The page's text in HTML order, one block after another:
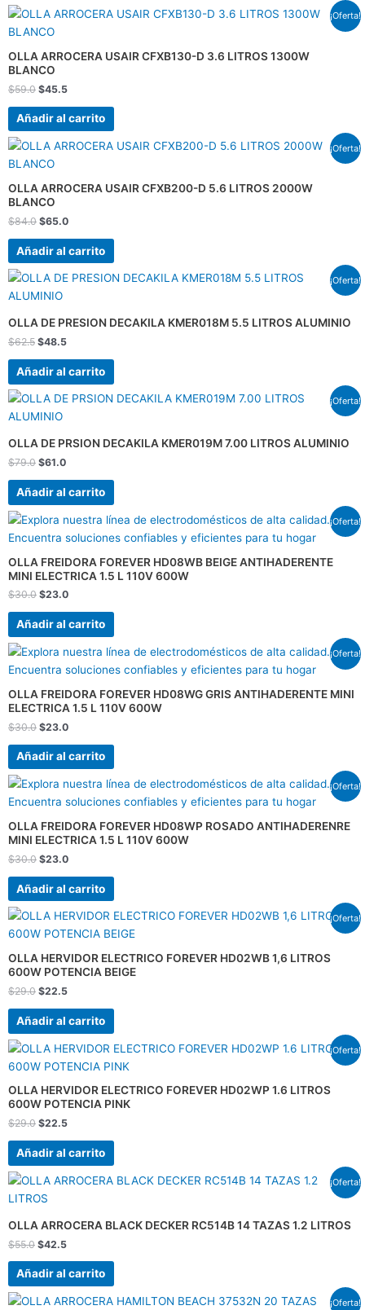
¡Oferta!
OLLA ARROCERA USAIR CFXB130-D 3.6 LITROS 1300W
BLANCO
$59.0
El
original
$59.0.
$45.5
El
$45.5.
Añadir al carrito
¡Oferta!
OLLA ARROCERA USAIR CFXB200-D 5.6 LITROS 2000W
BLANCO
$84.0
El
original
$84.0.
$65.0
El
$65.0.
Añadir al carrito
¡Oferta!
OLLA DE PRESION DECAKILA KMER018M 5.5 LITROS ALUMINIO
$62.5
El
original
$62.5.
$48.5
El
$48.5.
Añadir al carrito
¡Oferta!
OLLA DE PRSION DECAKILA KMER019M 7.00 LITROS ALUMINIO
$79.0
El
original
$79.0.
$61.0
El
$61.0.
Añadir al carrito
¡Oferta!
OLLA FREIDORA FOREVER HD08WB BEIGE ANTIHADERENTE
MINI ELECTRICA 1.5 L 110V 600W
$30.0
El
precio
original
$30.0.
$23.0
El
precio
actual
$23.0.
Añadir al carrito
¡Oferta!
OLLA FREIDORA FOREVER HD08WG GRIS ANTIHADERENTE MINI
ELECTRICA 1.5 L 110V 600W
$30.0
El
original
$30.0.
$23.0
El
actual
$23.0.
Añadir al carrito
¡Oferta!
OLLA FREIDORA FOREVER HD08WP ROSADO ANTIHADERENRE
MINI ELECTRICA 1.5 L 110V 600W
$30.0
El
original
era:
$30.0.
$23.0
El
actual
es:
$23.0.
Añadir al carrito
¡Oferta!
OLLA HERVIDOR ELECTRICO FOREVER HD02WB 1,6 LITROS
600W POTENCIA BEIGE
$29.0
El
original
era:
$29.0.
$22.5
El
actual
es:
$22.5.
Añadir al carrito
¡Oferta!
OLLA HERVIDOR ELECTRICO FOREVER HD02WP 1.6 LITROS
600W POTENCIA PINK
$29.0
El
original
era:
$29.0.
$22.5
El
actual
es:
$22.5.
Añadir al carrito
¡Oferta!
OLLA ARROCERA BLACK DECKER RC514B 14 TAZAS 1.2 LITROS
$55.0
El
original
$55.0.
$42.5
El
$42.5.
Añadir al carrito
¡Oferta!
El
El